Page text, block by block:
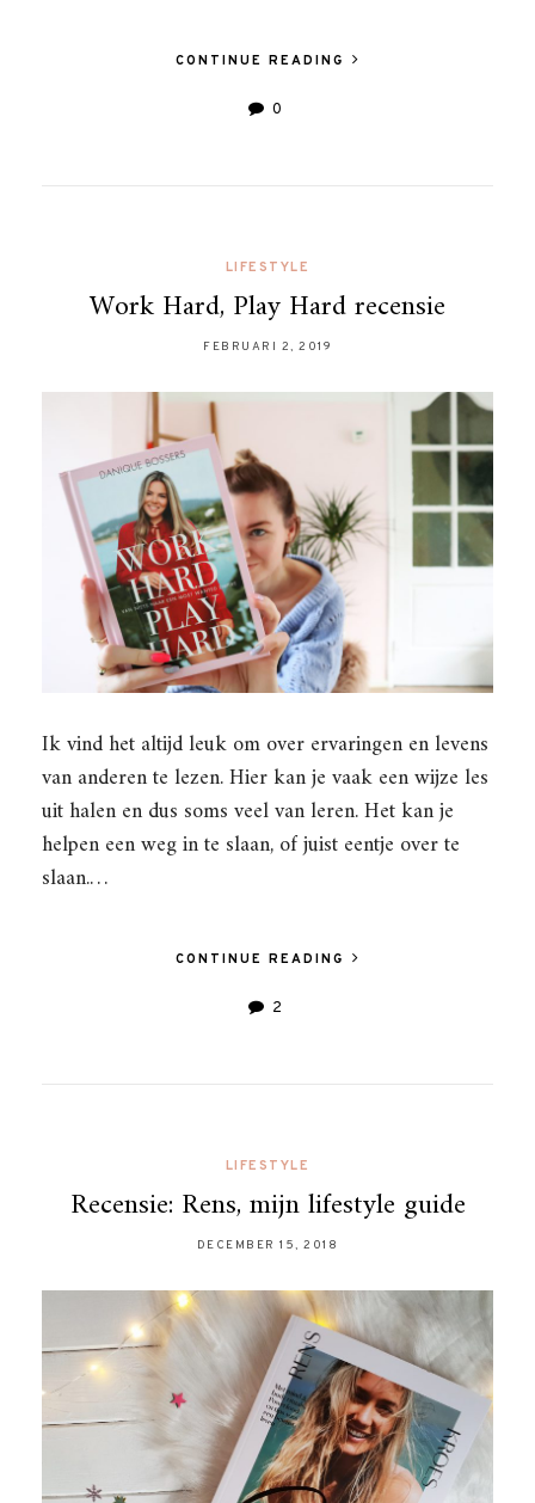
CONTINUE READING
0
LIFESTYLE
Work Hard, Play Hard recensie
FEBRUARI 2, 2019
Ik vind het altijd leuk om over ervaringen en levens
van anderen te lezen. Hier kan je vaak een wijze les
uit halen en dus soms veel van leren. Het kan je
helpen een weg in te slaan, of juist eentje over te
slaan.…
CONTINUE READING
2
LIFESTYLE
Recensie: Rens, mijn lifestyle guide
DECEMBER 15, 2018